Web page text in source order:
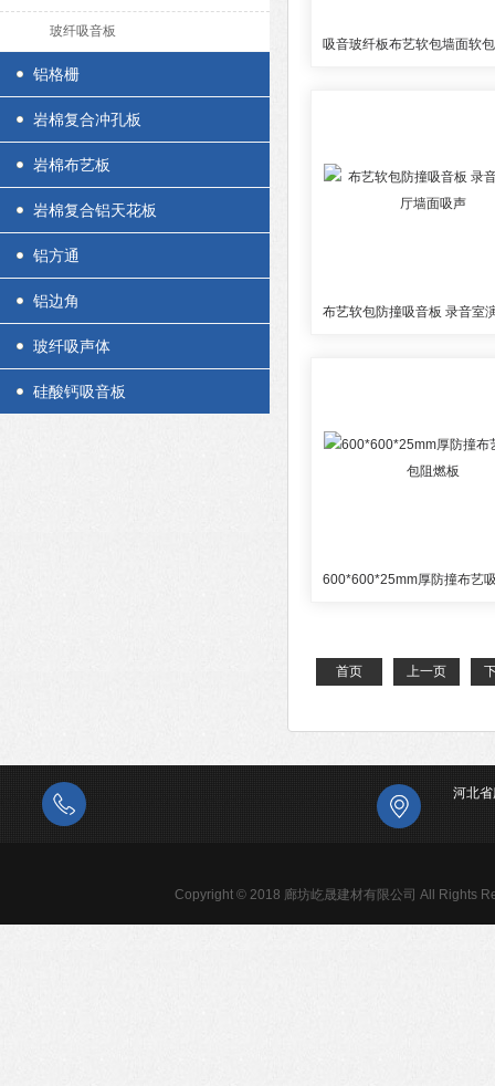
玻纤吸音板
铝格栅
岩棉复合冲孔板
岩棉布艺板
岩棉复合铝天花板
铝方通
铝边角
玻纤吸声体
硅酸钙吸音板
首页 上一页
河北
Copyright © 2018 廊坊屹晟建材有限公司 All Rights